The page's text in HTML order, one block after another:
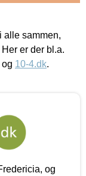
alle sammen,
er der bl.a.
og 10-4.dk.
og